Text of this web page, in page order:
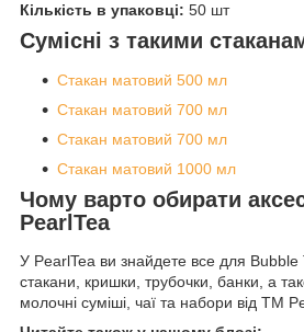
Кількість в упаковці: 50 шт
Сумісні з такими
Стакан матовий 500 мл
Стакан матовий 700 мл
Стакан матовий 700 мл
Стакан матовий 1000 мл
Чому варто обирати
PearlTea
У PearlTea ви знайдете все для Bubble
стакани, кришки, трубочки, банки, а
молочні суміші, чаї та набори від ТМ